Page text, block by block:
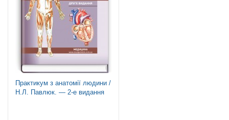
Практикум з анатомії людини /
Н.Л. Павлюк. — 2-е видання